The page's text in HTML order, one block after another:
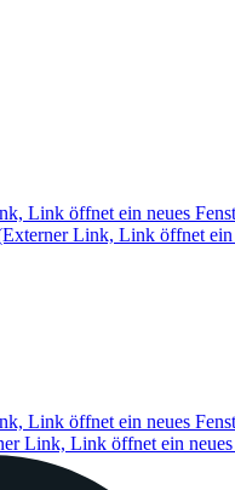
Link öffnet ein neues
Link, Link öffnet ein
Link öffnet ein neues
Link, Link öffnet ein neues